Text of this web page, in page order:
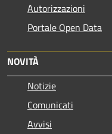
Autorizzazioni
Portale Open Data
NOVITÀ
Notizie
Comunicati
Avvisi